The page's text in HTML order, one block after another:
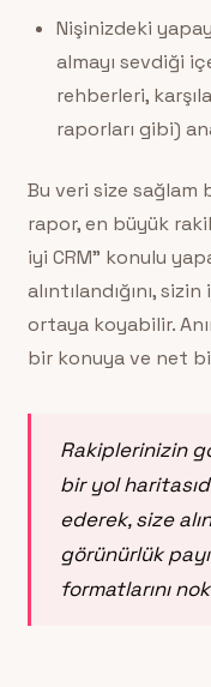
Nişinizdeki
almayı sevdiği
rehberleri,
raporları gibi)
Bu veri size sağlam
rapor, en büyük
iyi CRM” konulu
alıntılandığını,
ortaya koyabilir.
bir konuya ve net
Rakiplerinizin
bir yol
ederek, size
görünürlük
formatlarını